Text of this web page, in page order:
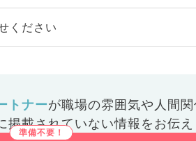
ください
トナーが職場の雰囲気や人間関
掲載されていない情報をお伝え